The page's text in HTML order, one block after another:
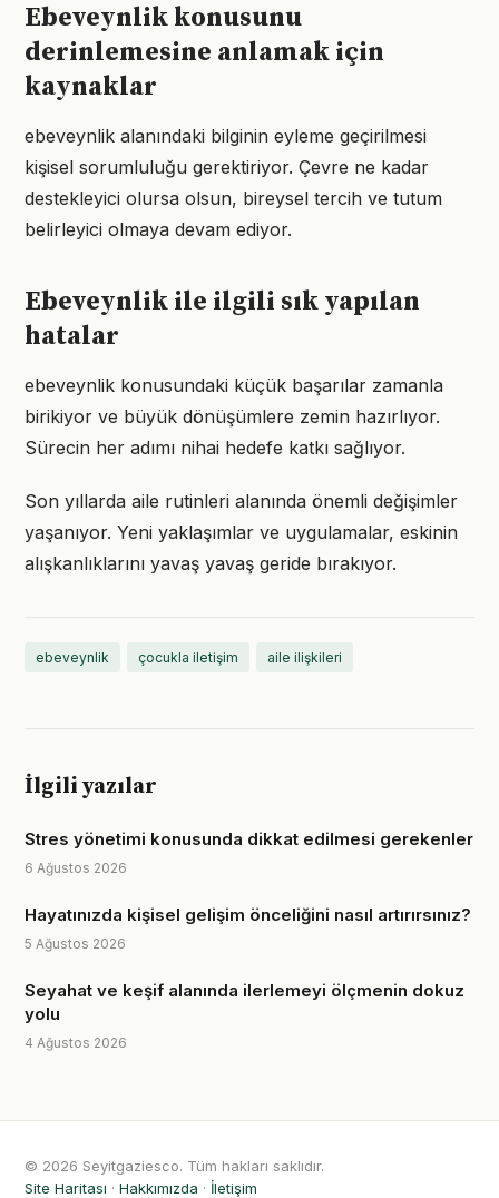
Ebeveynlik konusunu
derinlemesine anlamak için
kaynaklar
ebeveynlik alanındaki bilginin eyleme geçirilmesi
kişisel sorumluluğu gerektiriyor. Çevre ne kadar
destekleyici olursa olsun, bireysel tercih ve tutum
belirleyici olmaya devam ediyor.
Ebeveynlik ile ilgili sık yapılan
hatalar
ebeveynlik konusundaki küçük başarılar zamanla
birikiyor ve büyük dönüşümlere zemin hazırlıyor.
Sürecin her adımı nihai hedefe katkı sağlıyor.
Son yıllarda aile rutinleri alanında önemli değişimler
yaşanıyor. Yeni yaklaşımlar ve uygulamalar, eskinin
alışkanlıklarını yavaş yavaş geride bırakıyor.
ebeveynlik çocukla iletişim aile ilişkileri
İlgili yazılar
Stres yönetimi konusunda dikkat edilmesi gerekenler
6 Ağustos 2026
Hayatınızda kişisel gelişim önceliğini nasıl artırırsınız?
5 Ağustos 2026
Seyahat ve keşif alanında ilerlemeyi ölçmenin dokuz
yolu
4 Ağustos 2026
© 2026 Seyitgaziesco. Tüm hakları saklıdır.
Site Haritası · Hakkımızda · İletişim